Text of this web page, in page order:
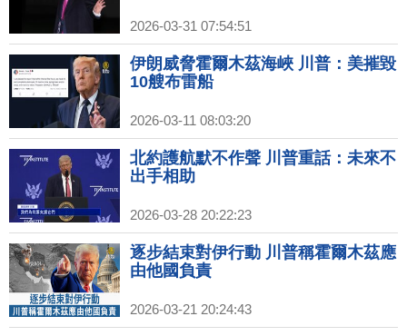
2026-03-31 07:54:51
伊朗威脅霍爾木茲海峽 川普：美摧毀
10艘布雷船
2026-03-11 08:03:20
北約護航默不作聲 川普重話：未來不
出手相助
2026-03-28 20:22:23
逐步結束對伊行動 川普稱霍爾木茲應
由他國負責
2026-03-21 20:24:43